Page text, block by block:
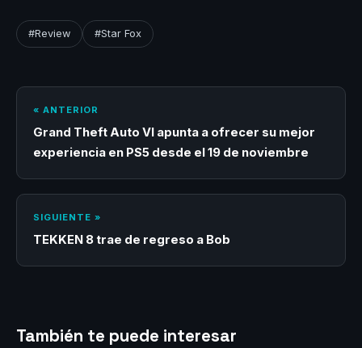
#Review #Star Fox
« ANTERIOR
Grand Theft Auto VI apunta a ofrecer su mejor
experiencia en PS5 desde el 19 de noviembre
SIGUIENTE »
TEKKEN 8 trae de regreso a Bob
También te puede interesar